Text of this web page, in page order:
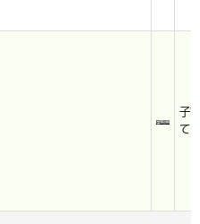
子育
て